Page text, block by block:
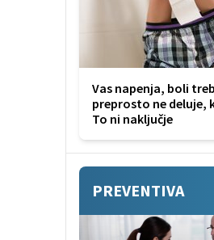
Vas napenja, boli
preprosto ne deluje,
To ni naključje
PREVENTIVA